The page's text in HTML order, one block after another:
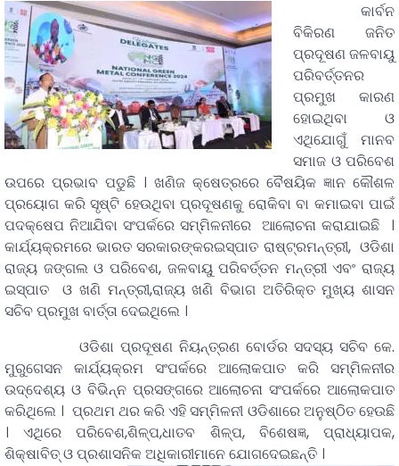
କାର୍ବନ
ବିକିରଣ ଜନିତ
ପ୍ରଦୂଷଣ ଜଳବାୟୁ
ପରିବର୍ତ୍ତନର
ପ୍ରମୁଖ କାରଣ
ହୋଇଥିବା ଓ
ଏଥିଯୋଗୁଁ ମାନବ
ସମାଜ ଓ ପରିବେଶ
ଉପରେ ପ୍ରଭାବ ପଡୁଛି । ଖଣିଜ କ୍ଷେତ୍ରରେ ବୈଷୟିକ ଜ୍ଞାନ କୌଶଳ
ପ୍ରୟୋଗ କରି ସୃଷ୍ଟି ହେଉଥିବା ପ୍ରଦୂଷଣକୁ ରୋକିବା ବା କମାଇବା ପାଇଁ
ପଦକ୍ଷେପ ନିଆଯିବା ସଂପର୍କରେ ସମ୍ମିଳନୀରେ ଆଲୋଚନା କରାଯାଇଛି ।
କାର୍ଯ୍ୟକ୍ରମରେ ଭାରତ ସରକାରଙ୍କରଇସ୍ପାତ ରାଷ୍ଟ୍ରମନ୍ତ୍ରୀ, ଓଡିଶା
ରାଜ୍ୟ ଜଙ୍ଗଲ ଓ ପରିବେଶ, ଜଳବାୟୁ ପରିବର୍ତ୍ତନ ମନ୍ତ୍ରୀ ଏବଂ ରାଜ୍ୟ
ଇସ୍ପାତ ଓ ଖଣି ମନ୍ତ୍ରୀ,ରାଜ୍ୟ ଖଣି ବିଭାଗ ଅତିରିକ୍ତ ମୁଖ୍ୟ ଶାସନ
ସଚିବ ପ୍ରମୁଖ ବାର୍ତ୍ତା ଦେଇଥିଲେ ।
ଓଡିଶା ପ୍ରଦୂଷଣ ନିୟନ୍ତ୍ରଣ ବୋର୍ଡର ସଦସ୍ୟ ସଚିବ କେ.
ମୁରୁଗେସନ କାର୍ଯ୍ୟକ୍ରମ ସଂପର୍କରେ ଆଲୋକପାତ କରି ସମ୍ମିଳନୀର
ଉଦ୍ଦେଶ୍ୟ ଓ ବିଭିନ୍ନ ପ୍ରସଙ୍ଗରେ ଆଲୋଚନା ସଂପର୍କରେ ଆଲୋକପାତ
କରିଥିଲେ । ପ୍ରଥମ ଥର କରି ଏହି ସମ୍ମିଳନୀ ଓଡିଶାରେ ଅନୁଷ୍ଠିତ ହେଉଛି
। ଏଥିରେ ପରିବେଶ,ଶିଳ୍ପ,ଧାତବ ଶିଳ୍ପ, ବିଶେଷଜ୍ଞ, ପ୍ରାଧ୍ୟାପକ,
ଶିକ୍ଷାବିତ୍ ଓ ପ୍ରଶାସନିକ ଅଧିକାରୀମାନେ ଯୋଗଦେଇଛନ୍ତି ।